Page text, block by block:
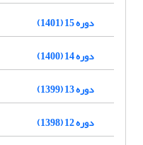
دوره 15 (1401)
دوره 14 (1400)
دوره 13 (1399)
دوره 12 (1398)